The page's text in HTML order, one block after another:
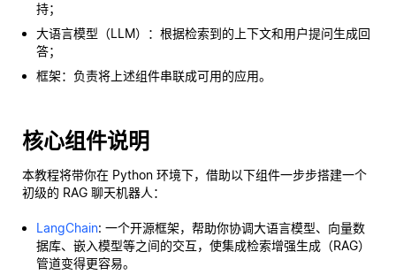
持；
大语言模型（LLM）：根据检索到的上下文和用户提问生成回
答；
框架：负责将上述组件串联成可用的应用。
核心组件说明
本教程将带你在 Python 环境下，借助以下组件一步步搭建一个
初级的 RAG 聊天机器人：
LangChain: 一个开源框架，帮助你协调大语言模型、向量数
据库、嵌入模型等之间的交互，使集成检索增强生成（RAG）
管道变得更容易。